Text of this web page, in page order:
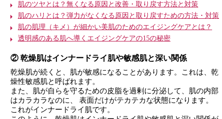
肌のツヤとは？無くなる原因と改善・取り戻す方法と対策
肌のハリとは？弾力がなくなる原因と取り戻すための方法・対策
肌の肌理（キメ）が細かい美肌のためのエイジングケアとは？
透明感のある肌へ導くエイジングケアの15の秘密
② 乾燥肌はインナードライ肌や敏感肌と深い関係
乾燥肌が続くと、肌が敏感になることがあります。これは、乾
燥性敏感肌と呼ばれます。
また、肌が自らを守るための皮脂を過剰に分泌して、肌の内部
はカラカラなのに、 表面だけがテカテカな状態になります。
これがインナードライ肌です。